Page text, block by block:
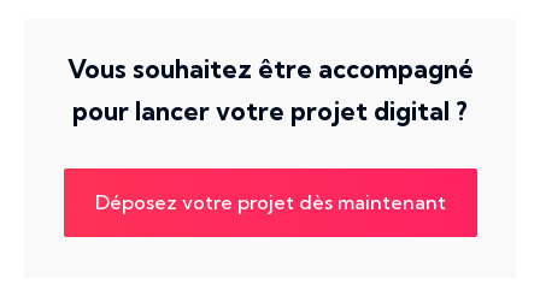
Vous souhaitez être accompagné
pour lancer votre projet digital ?
Déposez votre projet dès maintenant